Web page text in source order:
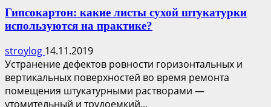
Гипсокартон: какие листы сухой штукатурки
используются на практике?
stroylog 14.11.2019
Устранение дефектов ровности горизонтальных и
вертикальных поверхностей во время ремонта
помещения штукатурными растворами —
утомительный и трудоемкий...